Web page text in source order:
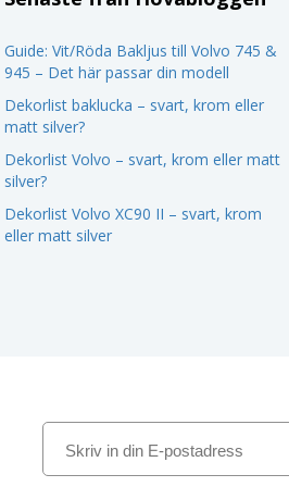
Guide: Vit/Röda Bakljus till Volvo 745 &
945 – Det här passar din modell
Dekorlist baklucka – svart, krom eller
matt silver?
Dekorlist Volvo – svart, krom eller matt
silver?
Dekorlist Volvo XC90 II – svart, krom
eller matt silver